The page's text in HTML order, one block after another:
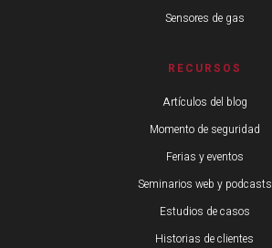
Sensores de gas
RECURSOS
Artículos del blog
Momento de seguridad
Ferias y eventos
Seminarios web y podcasts
Estudios de casos
Historias de clientes